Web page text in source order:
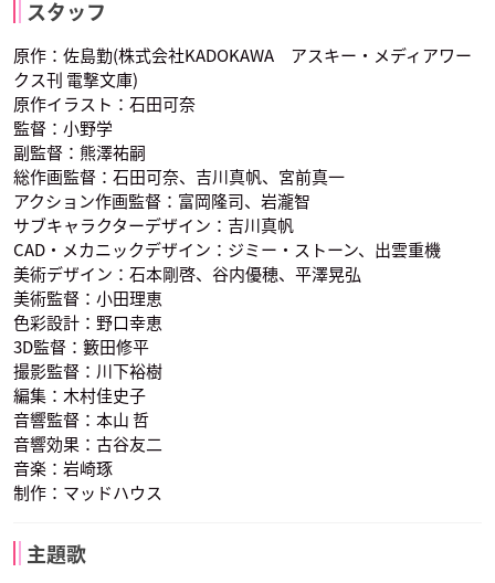
服部刑部少丞範蔵
中原麻衣
市原鈴音
小笠原早紀
中条あずさ
杉田智和
桐原武明
声優：寺島拓篤
光井ほのか
声優：雨宮天
北山雫
声優：巽悠衣子
服部刑部少丞範蔵
声優：木村良平
スタッフ
原作：佐島勤(株式会社KADOKAWA アスキー・メディアワー
クス刊 電撃文庫)
原作イラスト：石田可奈
監督：小野学
副監督：熊澤祐嗣
総作画監督：石田可奈、吉川真帆、宮前真一
アクション作画監督：富岡隆司、岩瀧智
サブキャラクターデザイン：吉川真帆
CAD・メカニックデザイン：ジミー・ストーン、出雲重機
美術デザイン：石本剛啓、谷内優穂、平澤晃弘
美術監督：小田理恵
色彩設計：野口幸恵
3D監督：籔田修平
撮影監督：川下裕樹
編集：木村佳史子
音響監督：本山 哲
音響効果：古谷友二
音楽：岩崎琢
制作：マッドハウス
主題歌